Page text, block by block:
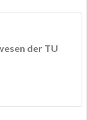
der TU